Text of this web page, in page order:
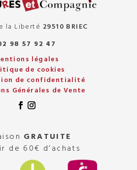
la Liberté 29510 BRIEC
98 57 92 47
légales
de cookies
de confidentialité
Générales de Vente
GRATUITE
de 60€ d’achats